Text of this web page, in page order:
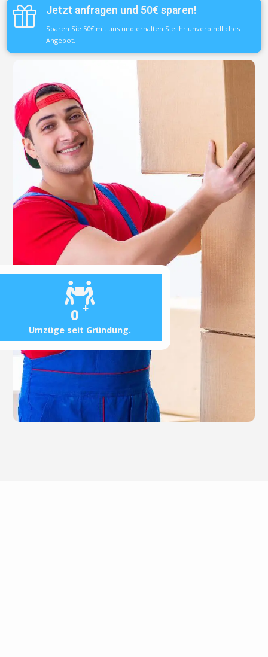
0 +
Umzüge seit Gründung.
Jetzt anfragen und 50€ sparen!
Sparen Sie 50€ mit uns und erhalten Sie Ihr unverbindliches
Angebot.